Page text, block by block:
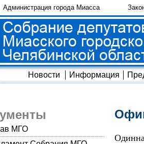
Администрация города Миасса
Новости Информация
МГО